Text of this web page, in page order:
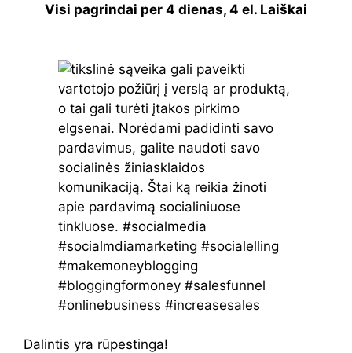
Visi pagrindai per 4 dienas, 4 el. Laiškai
Dalintis yra rūpestinga!